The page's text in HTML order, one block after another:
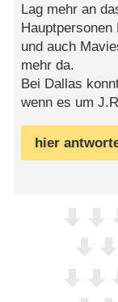
Lag mehr an
und auch
mehr da.
Bei Dallas
wenn es um
hier